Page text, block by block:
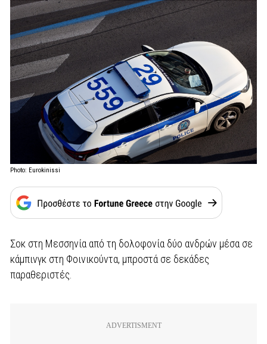
Photo: Eurokinissi
Σοκ στη Μεσσηνία από τη δολοφονία δύο ανδρών μέσα σε
κάμπινγκ στη Φοινικούντα, μπροστά σε δεκάδες
παραθεριστές.